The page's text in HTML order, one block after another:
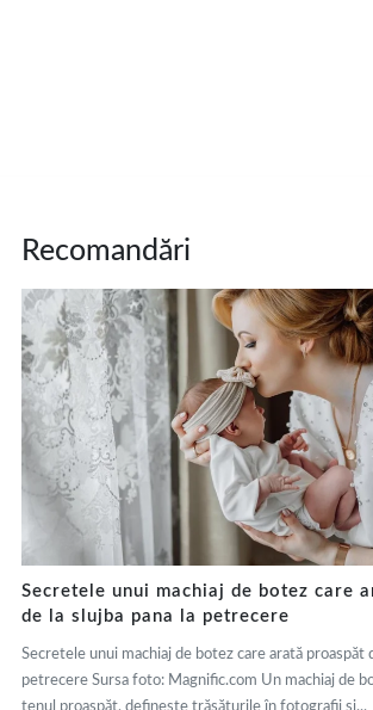
Recomandări
Secretele unui machiaj de botez care
de la slujba pana la petrecere
Secretele unui machiaj de botez care arată proaspăt
petrecere Sursa foto: Magnific.com Un machiaj de